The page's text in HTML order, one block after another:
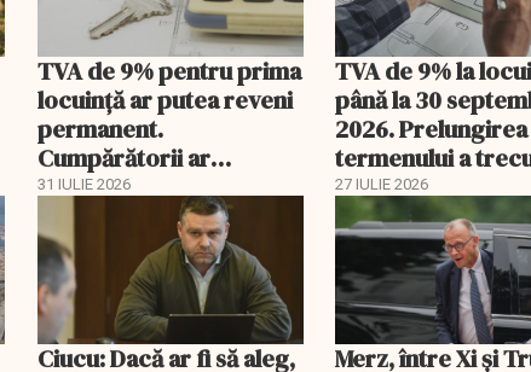
TVA de 9% pentru prima
locuință ar putea reveni
permanent.
Cumpărătorii ar
economisi zeci de mii de
31 IULIE 2026
TVA de 9% la
până la 30
2026. Prelungirea
termenului a
comisia din
27 IULIE 2026
Ciucu: Dacă ar fi să aleg,
Merz, între Xi și